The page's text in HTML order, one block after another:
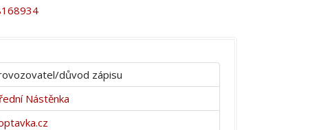
důvod zápisu
Nástěnka